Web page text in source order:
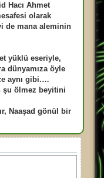
Hacı Ahmet
olarak
de mana aleminin
yüklü eseriyle,
dünyamıza öyle
aynı gibi.…
şu ölmez beyitini
Naaşad gönül bir